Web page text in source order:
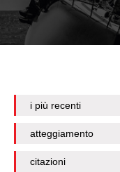
i più recenti
atteggiamento
citazioni